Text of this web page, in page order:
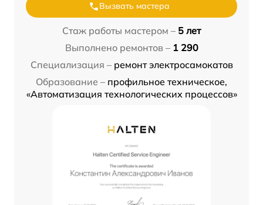
Вызвать мастера
Стаж работы мастером – 5 лет
Выполнено ремонтов – 1 290
Специализация – ремонт электросамокатов
Образование – профильное техническое,
«Автоматизация технологических процессов»